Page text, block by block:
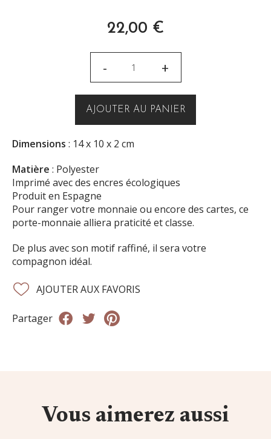
22,00 €
- +
AJOUTER AU PANIER
Dimensions : 14 x 10 x 2 cm
Matière : Polyester
Imprimé avec des encres écologiques
Produit en Espagne
Pour ranger votre monnaie ou encore des cartes, ce
porte-monnaie alliera praticité et classe.
De plus avec son motif raffiné, il sera votre
compagnon idéal.
AJOUTER AUX FAVORIS
Partager
Vous aimerez aussi